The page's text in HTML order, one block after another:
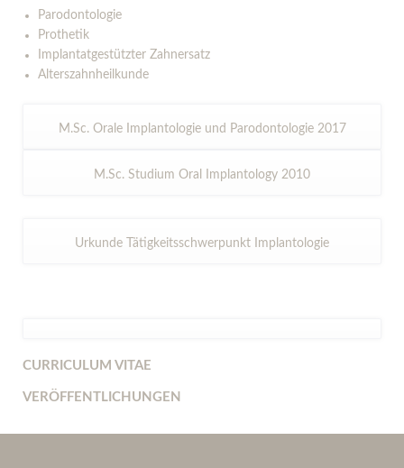
Parodontologie
Prothetik
Implantatgestützter Zahnersatz
Alterszahnheilkunde
M.Sc. Orale Implantologie und Parodontologie 2017
M.Sc. Studium Oral Implantology 2010
Urkunde Tätigkeitsschwerpunkt Implantologie
CURRICULUM VITAE
VERÖFFENTLICHUNGEN